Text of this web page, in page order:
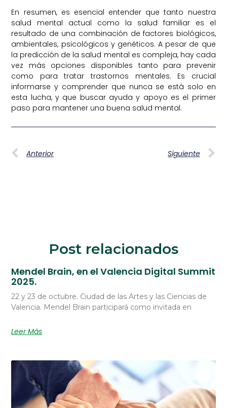
En resumen, es esencial entender que tanto nuestra
salud mental actual como la salud familiar es el
resultado de una combinación de factores biológicos,
ambientales, psicológicos y genéticos. A pesar de que
la predicción de la salud mental es compleja, hay cada
vez más opciones disponibles tanto para prevenir
como para tratar trastornos mentales. Es crucial
informarse y comprender que nunca se está solo en
esta lucha, y que buscar ayuda y apoyo es el primer
paso para mantener una buena salud mental.
Anterior Siguiente
Post relacionados
Mendel Brain, en el Valencia Digital Summit
2025.
22 y 23 de octubre. Ciudad de las Artes y las Ciencias de
Valencia. Mendel Brain participará como invitada en
Leer Más